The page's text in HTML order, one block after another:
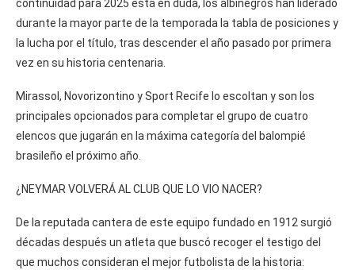
continuidad para 2025 está en duda, los albinegros han liderado
durante la mayor parte de la temporada la tabla de posiciones y
la lucha por el título, tras descender el año pasado por primera
vez en su historia centenaria.
Mirassol, Novorizontino y Sport Recife lo escoltan y son los
principales opcionados para completar el grupo de cuatro
elencos que jugarán en la máxima categoría del balompié
brasileño el próximo año.
¿NEYMAR VOLVERÁ AL CLUB QUE LO VIO NACER?
De la reputada cantera de este equipo fundado en 1912 surgió
décadas después un atleta que buscó recoger el testigo del
que muchos consideran el mejor futbolista de la historia: